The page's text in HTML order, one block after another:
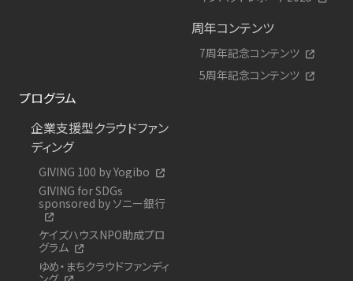
周年コンテンツ
7周年記念コンテンツ
5周年記念コンテンツ
プログラム
企業支援型クラウドファン
ディング
GIVING 100 by Yogibo
GIVING for SDGs
sponsored by ソニー銀行
ケイズハウスNPO助成プロ
グラム
ゆめ・まちクラウドファンディ